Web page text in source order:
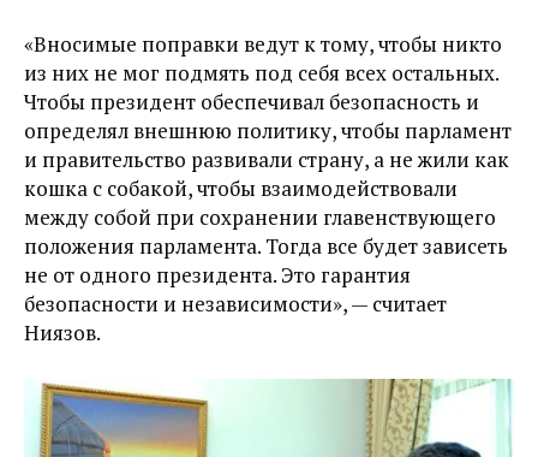
«Вносимые поправки ведут к тому, чтобы никто
из них не мог подмять под себя всех остальных.
Чтобы президент обеспечивал безопасность и
определял внешнюю политику, чтобы парламент
и правительство развивали страну, а не жили как
кошка с собакой, чтобы взаимодействовали
между собой при сохранении главенствующего
положения парламента. Тогда все будет зависеть
не от одного президента. Это гарантия
безопасности и независимости», — считает
Ниязов.